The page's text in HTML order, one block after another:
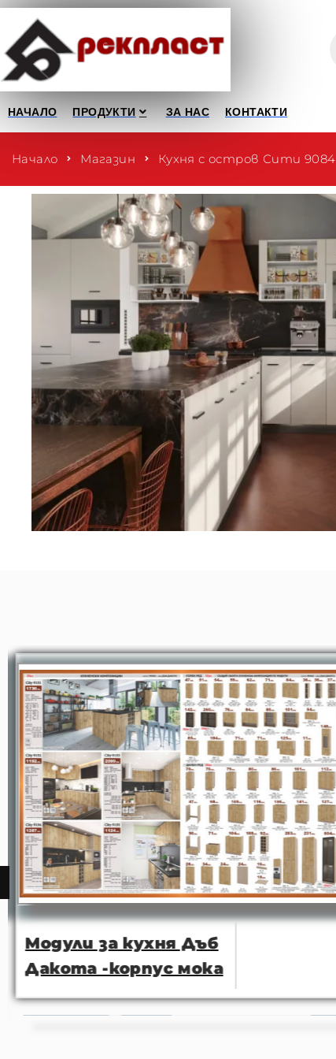
НАЧАЛО ПРОДУКТИ ЗА НАС КОНТАКТИ
Начало Магазин Кухня с остров Сити 9084
Модули за кухня Дъб
Дакота -корпус мока